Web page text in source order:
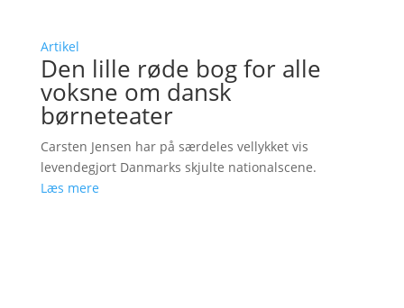
Artikel
Den lille røde bog for alle
voksne om dansk
børneteater
Carsten Jensen har på særdeles vellykket vis
levendegjort Danmarks skjulte nationalscene.
Læs mere